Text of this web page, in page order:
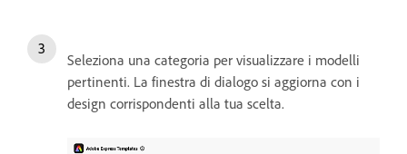
Seleziona una categoria per visualizzare i modelli
pertinenti. La finestra di dialogo si aggiorna con i
design corrispondenti alla tua scelta.